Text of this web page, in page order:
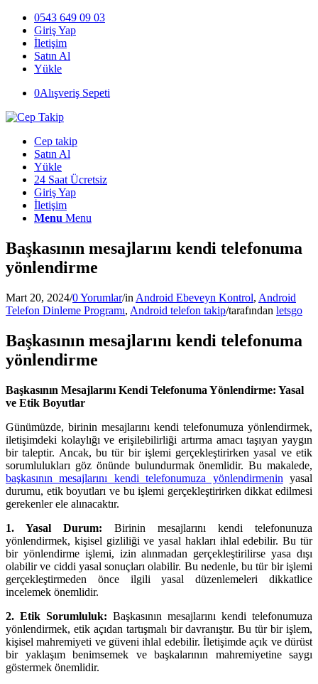
0543 649 09 03
Giriş Yap
İletişim
Satın Al
Yükle
0Alışveriş Sepeti
Cep takip
Satın Al
Yükle
24 Saat Ücretsiz
Giriş Yap
İletişim
Menu Menu
Başkasının mesajlarını kendi telefonuma
yönlendirme
Mart 20, 2024/0 Yorumlar/in Android Ebeveyn Kontrol, Android
Telefon Dinleme Programı, Android telefon takip/tarafından letsgo
Başkasının mesajlarını kendi telefonuma
yönlendirme
Başkasının Mesajlarını Kendi Telefonuma Yönlendirme: Yasal
ve Etik Boyutlar
Günümüzde, birinin mesajlarını kendi telefonumuza yönlendirmek,
iletişimdeki kolaylığı ve erişilebilirliği artırma amacı taşıyan yaygın
bir taleptir. Ancak, bu tür bir işlemi gerçekleştirirken yasal ve etik
sorumlulukları göz önünde bulundurmak önemlidir. Bu makalede,
başkasının mesajlarını kendi telefonumuza yönlendirmenin yasal
durumu, etik boyutları ve bu işlemi gerçekleştirirken dikkat edilmesi
gerekenler ele alınacaktır.
1. Yasal Durum: Birinin mesajlarını kendi telefonunuza
yönlendirmek, kişisel gizliliği ve yasal hakları ihlal edebilir. Bu tür
bir yönlendirme işlemi, izin alınmadan gerçekleştirilirse yasa dışı
olabilir ve ciddi yasal sonuçları olabilir. Bu nedenle, bu tür bir işlemi
gerçekleştirmeden önce ilgili yasal düzenlemeleri dikkatlice
incelemek önemlidir.
2. Etik Sorumluluk: Başkasının mesajlarını kendi telefonumuza
yönlendirmek, etik açıdan tartışmalı bir davranıştır. Bu tür bir işlem,
kişisel mahremiyeti ve güveni ihlal edebilir. İletişimde açık ve dürüst
bir yaklaşım benimsemek ve başkalarının mahremiyetine saygı
göstermek önemlidir.